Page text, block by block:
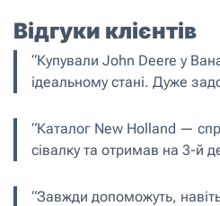
Відгуки клієнтів
“Купували John Deere у
ідеальному стані. Дуже
“Каталог New Holland —
сівалку та отримав на 3-й
“Завжди допоможуть,